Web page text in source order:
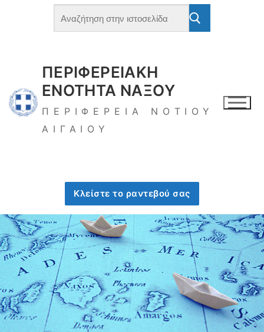
Αναζήτηση
για:
ΠΕΡΙΦΕΡΕΙΑΚΗ
ΕΝΟΤΗΤΑ ΝΑΞΟΥ
ΠΕΡΙΦΕΡΕΙΑ ΝΟΤΙΟΥ
ΑΙΓΑΙΟΥ
Κλείστε το ραντεβού σας